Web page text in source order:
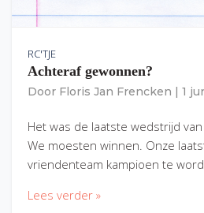
RC'TJE
Achteraf gewonnen?
Door Floris Jan Frencken 1
Het was de laatste wedstrijd
We moesten winnen. Onze
vriendenteam kampioen te
Lees verder »